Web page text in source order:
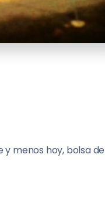
y menos hoy, bolsa de